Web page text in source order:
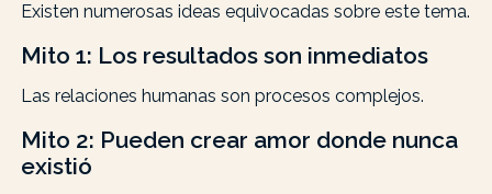
Existen numerosas ideas equivocadas sobre este tema.
Mito 1: Los resultados son inmediatos
Las relaciones humanas son procesos complejos.
Mito 2: Pueden crear amor donde nunca
existió